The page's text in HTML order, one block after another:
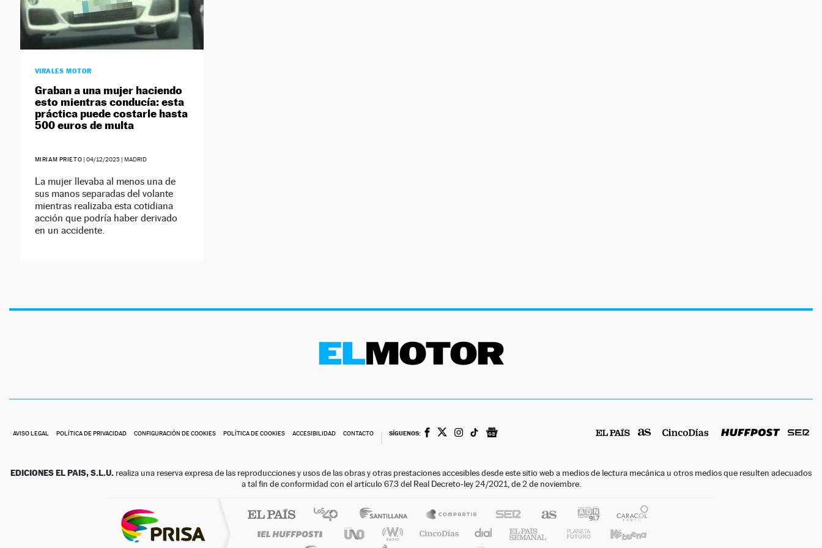
VIRALES MOTOR
Graban a una mujer haciendo
esto mientras conducía: esta
práctica puede costarle hasta
500 euros de multa
MIRIAM PRIETO |04/12/2025 | MADRID
La mujer llevaba al menos una de
sus manos separadas del volante
mientras realizaba esta cotidiana
acción que podría haber derivado
en un accidente.
AVISO LEGAL POLÍTICA DE PRIVACIDAD CONFIGURACIÓN DE COOKIES POLÍTICA DE COOKIES ACCESIBILIDAD CONTACTO SÍGUENOS:
EDICIONES EL PAIS, S.L.U. realiza una reserva expresa de las reproducciones y usos de las obras y otras prestaciones accesibles desde este sitio web a medios de lectura mecánica u otros medios que resulten adecuados
a tal fin de conformidad con el artículo 67.3 del Real Decreto-ley 24/2021, de 2 de noviembre.